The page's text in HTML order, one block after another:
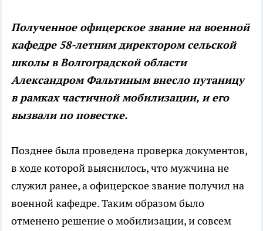
Полученное офицерское звание на военной
кафедре 58-летним директором сельской
школы в Волгоградской области
Александром Фальтиным внесло путаницу
в рамках частичной мобилизации, и его
вызвали по повестке.
Позднее была проведена проверка документов,
в ходе которой выяснилось, что мужчина не
служил ранее, а офицерское звание получил на
военной кафедре. Таким образом было
отменено решение о мобилизации, и совсем